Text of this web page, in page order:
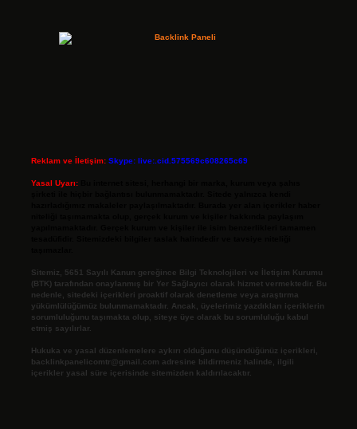
Reklam ve İletişim: Skype: live:.cid.575569c608265c69
Yasal Uyarı:
Sitemiz, 5651 Sayılı Kanun gereğince Bilgi Teknolojileri ve İletişim Kurumu
(BTK) tarafından onaylanmış bir Yer Sağlayıcı olarak hizmet vermektedir. Bu
nedenle, sitedeki içerikleri proaktif olarak denetleme veya araştırma
yükümlülüğümüz bulunmamaktadır. Ancak, üyelerimiz yazdıkları içeriklerin
sorumluluğunu taşımakta olup, siteye üye olarak bu sorumluluğu kabul
etmiş sayılırlar.
Hukuka ve yasal düzenlemelere aykırı olduğunu düşündüğünüz içerikleri,
backlinkpanelicomtr@gmail.com adresine bildirmeniz halinde, ilgili
içerikler yasal süre içerisinde sitemizden kaldırılacaktır.